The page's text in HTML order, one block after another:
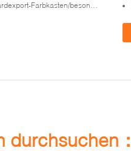
Farbkasten/besonders angefertigt
durchsuchen：